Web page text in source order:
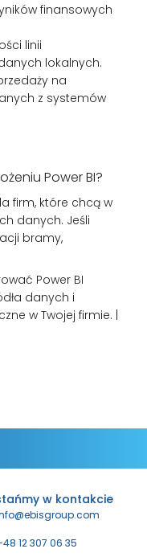
finansowych
linii
lokalnych.
na
z systemów
Power BI?
firm, które chcą w
danych. Jeśli
bramy,
Power BI
danych i
w Twojej firmie. |
w kontakcie
12 307 06 35